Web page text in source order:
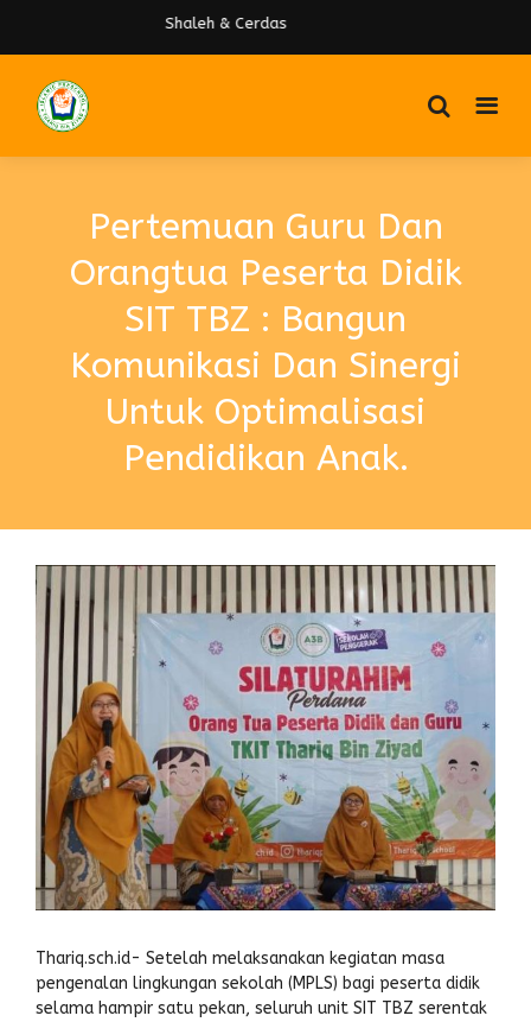
Shaleh & Cerdas
Pertemuan Guru Dan
Orangtua Peserta Didik
SIT TBZ : Bangun
Komunikasi Dan Sinergi
Untuk Optimalisasi
Pendidikan Anak.
Thariq.sch.id- Setelah melaksanakan kegiatan masa
pengenalan lingkungan sekolah (MPLS) bagi peserta didik
selama hampir satu pekan, seluruh unit SIT TBZ serentak